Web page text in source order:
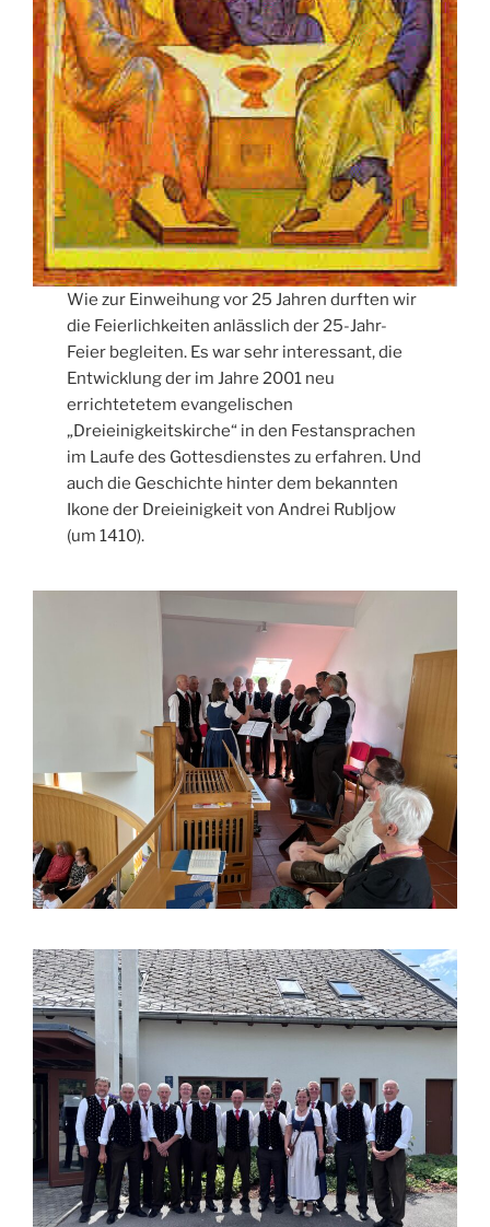
Wie zur Einweihung vor 25 Jahren durften wir
die Feierlichkeiten anlässlich der 25-Jahr-
Feier begleiten. Es war sehr interessant, die
Entwicklung der im Jahre 2001 neu
errichtetetem evangelischen
„Dreieinigkeitskirche“ in den Festansprachen
im Laufe des Gottesdienstes zu erfahren. Und
auch die Geschichte hinter dem bekannten
Ikone der Dreieinigkeit von Andrei Rubljow
(um 1410).